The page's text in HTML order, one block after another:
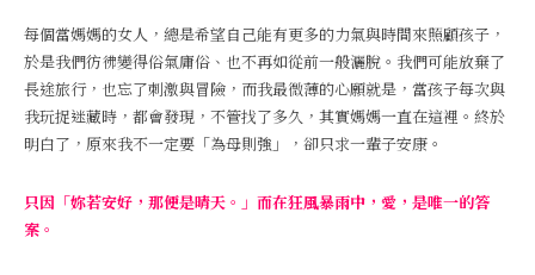
每個當媽媽的女人，總是希望自己能有更多的力氣與時間來照顧孩子，
於是我們彷彿變得俗氣庸俗、也不再如從前一般灑脫。我們可能放棄了
長途旅行，也忘了刺激與冒險，而我最微薄的心願就是，當孩子每次與
我玩捉迷藏時，都會發現，不管找了多久，其實媽媽一直在這裡。終於
明白了，原來我不一定要「為母則強」，卻只求一輩子安康。
只因「妳若安好，那便是晴天。」而在狂風暴雨中，愛，是唯一的答
案。